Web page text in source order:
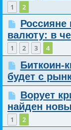
1 2
Россияне
валюту: в
1 2 3 4
Биткоин-
будет с
Ворует
найден
1 2